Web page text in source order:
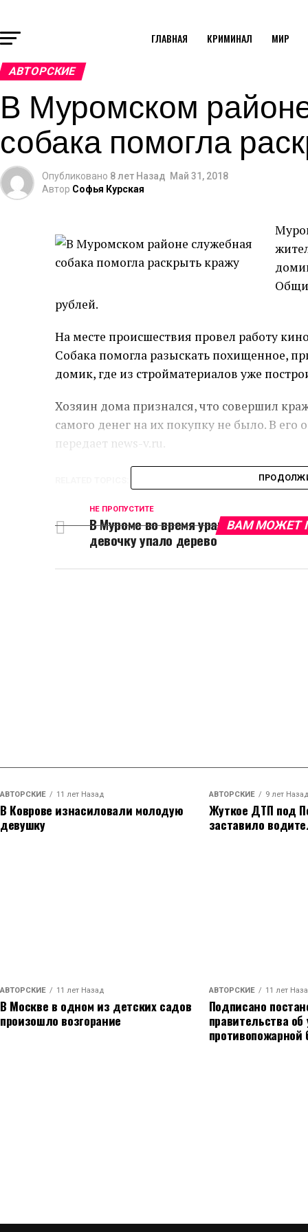
ГЛАВНАЯ КРИМИНАЛ МИР
АВТОРСКИЕ
В Муромском
собака помогла
Опубликовано 8 лет Назад Май 31, 2018
Автор Софья Курская
рублей.
На месте происшествия провел работу
Собака помогла разыскать похищенное,
домик, где из стройматериалов уже
Хозяин дома признался, что совершил
самого денег на их покупку не было. В
передает news-v.ru.
НЕ ПРОПУСТИТЕ
В Муроме во время урагана на
девочку упало дерево
ВАМ МОЖЕТ
АВТОРСКИЕ 11 лет Назад
В Коврове изнасиловали молодую
девушку
АВТОРСКИЕ 9 лет Назад
Жуткое ДТП под
заставило
АВТОРСКИЕ 11 лет Назад
В Москве в одном из детских садов
произошло возгорание
АВТОРСКИЕ 11 лет
Подписано
правительства
противопожарной